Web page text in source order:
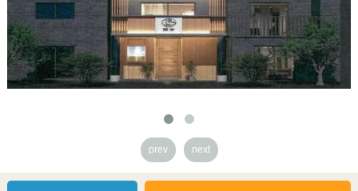
prev next